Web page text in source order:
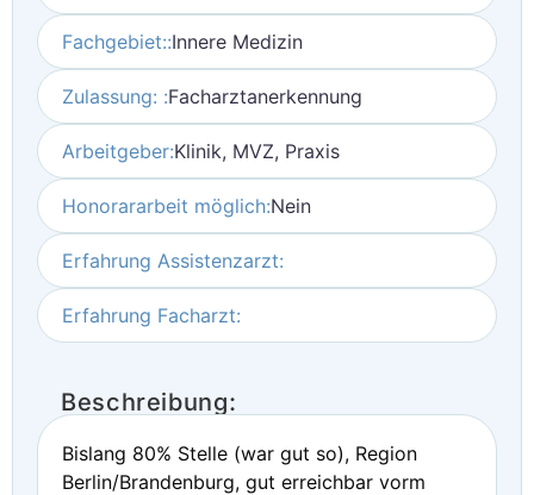
Fachgebiet::Innere Medizin
Zulassung: :Facharztanerkennung
Arbeitgeber:Klinik, MVZ, Praxis
Honorararbeit möglich:Nein
Erfahrung Assistenzarzt:
Erfahrung Facharzt:
Beschreibung:
Bislang 80% Stelle (war gut so), Region
Berlin/Brandenburg, gut erreichbar vorm